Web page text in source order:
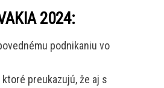
2024:
podnikaniu vo
preukazujú, že aj s